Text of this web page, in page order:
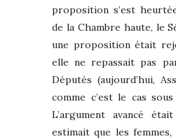
proposition s’est
de la Chambre haute, le
une proposition était
elle ne repassait pas
Députés (aujourd’hui,
comme c’est le cas
L’argument avancé
estimait que les